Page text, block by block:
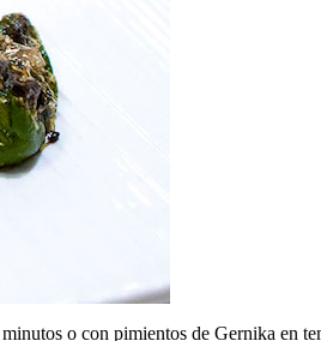
o con pimientos de Gernika en